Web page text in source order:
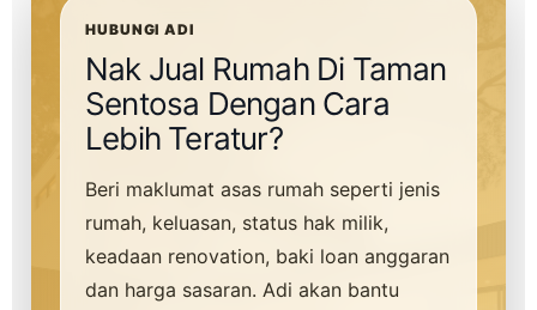
HUBUNGI ADI
Nak Jual Rumah Di Taman
Sentosa Dengan Cara
Lebih Teratur?
Beri maklumat asas rumah seperti jenis
rumah, keluasan, status hak milik,
keadaan renovation, baki loan anggaran
dan harga sasaran. Adi akan bantu